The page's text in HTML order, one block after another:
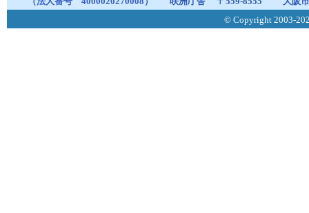
© Copyright 2003-